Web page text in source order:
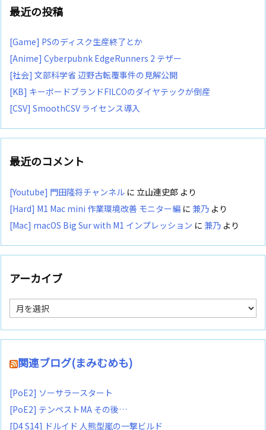
最近の投稿
[Game] PSのディスク生産終了とか
[Anime] Cyberpubnk EdgeRunners 2 テザー
[社会] 文部科学省 辺野古転覆事件の見解公開
[KB] キーボードブランドFILCOのダイヤテックが倒産
[CSV] SmoothCSV ライセンス導入
最近のコメント
[Youtube] 門田隆将チャンネル に 立山連史郎 より
[Hard] M1 Mac mini 作業環境改善 モニター編 に 兼乃 より
[Mac] macOS Big Sur with M1 インプレッション に 兼乃 より
アーカイブ
ア
ー
カ
イ
関連ブログ(まみむめも)
[PoE2] ソーサラースタート
[PoE2] テンペストMA その後…
[D4 S14] ドルイド 人熊型嵐の一撃ビルド